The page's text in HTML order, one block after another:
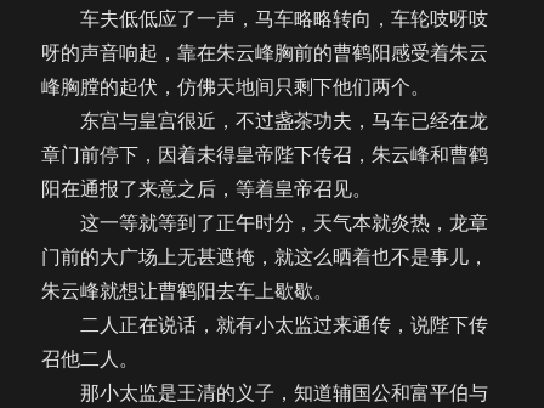
车夫低低应了一声，马车略略转向，车轮吱呀吱
呀的声音响起，靠在朱云峰胸前的曹鹤阳感受着朱云
峰胸膛的起伏，仿佛天地间只剩下他们两个。
东宫与皇宫很近，不过盏茶功夫，马车已经在龙
章门前停下，因着未得皇帝陛下传召，朱云峰和曹鹤
阳在通报了来意之后，等着皇帝召见。
这一等就等到了正午时分，天气本就炎热，龙章
门前的大广场上无甚遮掩，就这么晒着也不是事儿，
朱云峰就想让曹鹤阳去车上歇歇。
二人正在说话，就有小太监过来通传，说陛下传
召他二人。
那小太监是王清的义子，知道辅国公和富平伯与